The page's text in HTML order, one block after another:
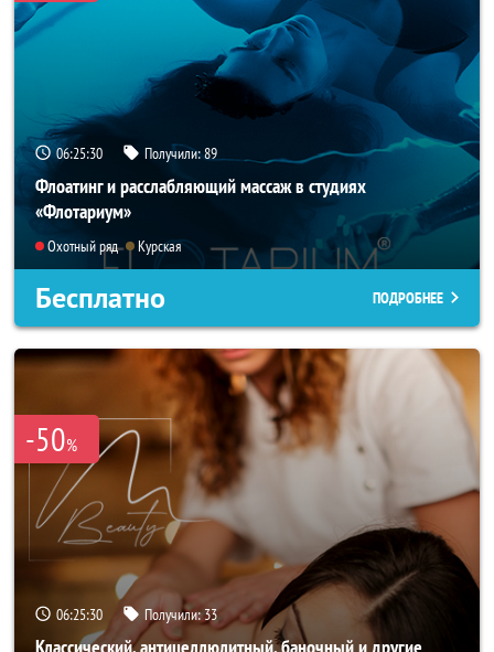
06:25:26 Получили:89
Флоатинг и расслабляющий массаж в студиях
«Флотариум»
Охотный ряд Курская
Бесплатно ПОДРОБНЕЕ
-50%
06:25:26 Получили:33
Классический, антицеллюлитный, баночный и другие